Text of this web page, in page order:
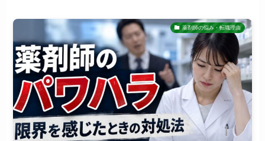
薬剤師の悩み・転職理由